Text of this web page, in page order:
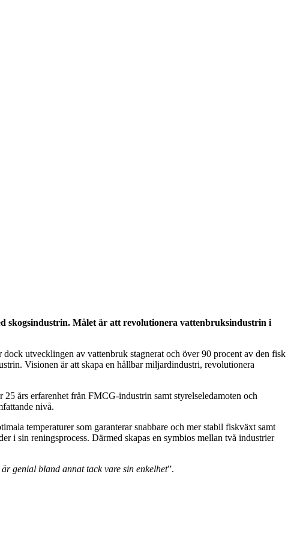
skogsindustrin. Målet är att revolutionera vattenbruksindustrin i
utvecklingen av vattenbruk stagnerat och över 90 procent av den fisk
Visionen är att skapa en hållbar miljardindustri, revolutionera
25 års erfarenhet från FMCG-industrin samt styrelseledamoten och
nivå.
temperaturer som garanterar snabbare och mer stabil fiskväxt samt
i sin reningsprocess. Därmed skapas en symbios mellan två industrier
är genial bland annat tack vare sin enkelhet”.